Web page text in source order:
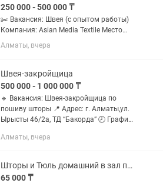
250 000 - 500 000 ₸
✂️ Вакансия: Швея (с опытом работы)
Компания: Asian Media Textile Место
работы: г.Алматы, улица Шугыла 43/1
Тип занятости: Полная занятость,
компании Asian Media Textile —...
Алматы, вчера
Швея-закройщица
500 000 - 1 000 000 ₸
🔹 Вакансия: Швея-закройщица по
пошиву шторы 📍 Адрес: г. Алматы,ул.
Ырысты 46/2а, ТД “Бакорда” 🕗 График
рабочая неделя 💰 Оплата: сдельная
Алматы, вчера
Шторы и Тюль домашний в зал почти новый
65 000 ₸